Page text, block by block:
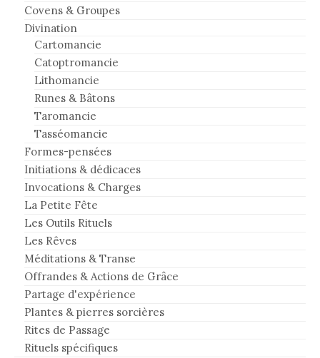
Covens & Groupes
Divination
Cartomancie
Catoptromancie
Lithomancie
Runes & Bâtons
Taromancie
Tasséomancie
Formes-pensées
Initiations & dédicaces
Invocations & Charges
La Petite Fête
Les Outils Rituels
Les Rêves
Méditations & Transe
Offrandes & Actions de Grâce
Partage d'expérience
Plantes & pierres sorcières
Rites de Passage
Rituels spécifiques